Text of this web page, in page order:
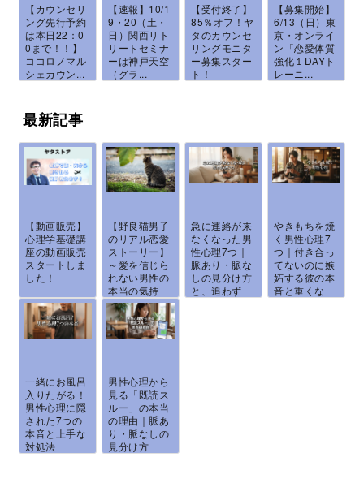
【カウンセリ
ング先行予約
は本日22：0
0まで！！】
ココロノマル
シェカウン...
【速報】10/1
9・20（土・
日）関西リト
リートセミナ
ーは神戸天空
（グラ...
【受付終了】
85％オフ！ヤ
タのカウンセ
リングモニタ
ー募集スター
ト！
【募集開始】
6/13（日）東
京・オンライ
ン「恋愛体質
強化１DAYト
レーニ...
最新記事
【動画販売】
心理学基礎講
座の動画販売
スタートしま
した！
【野良猫男子
のリアル恋愛
ストーリー】
～愛を信じら
れない男性の
本当の気持
ち...
急に連絡が来
なくなった男
性心理7つ｜
脈あり・脈な
しの見分け方
と、追わず
やきもちを焼
く男性心理7
つ｜付き合っ
てないのに嫉
妬する彼の本
音と重くな
一緒にお風呂
入りたがる！
男性心理に隠
された7つの
本音と上手な
対処法
男性心理から
見る「既読ス
ルー」の本当
の理由｜脈あ
り・脈なしの
見分け方